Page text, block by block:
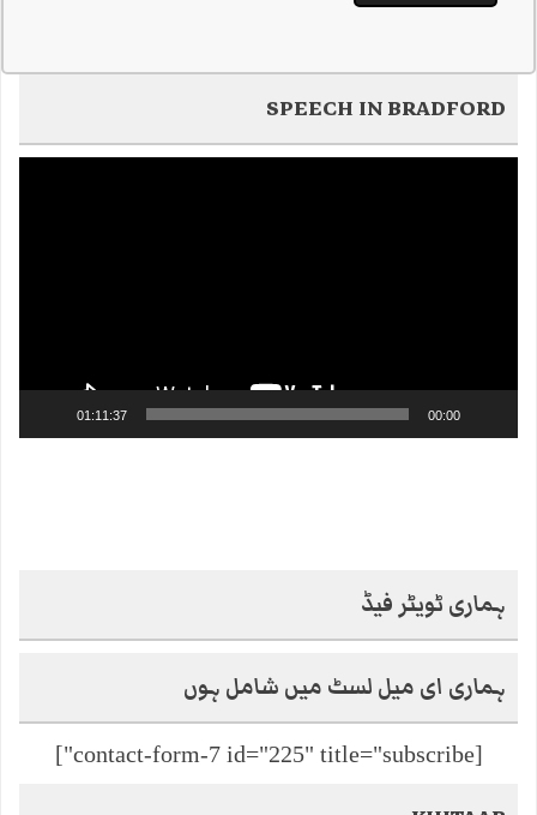
SPEECH IN BRADFORD
00:00
01:11:37
ہماری ٹویٹر فیڈ
ہماری ای میل لسٹ میں شامل ہوں
[contact-form-7 id="225" title="subscribe"]